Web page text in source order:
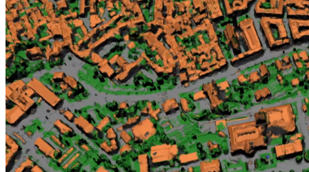
Science
Science
La science-fiction, c’est du passé, la bioimpression de peau